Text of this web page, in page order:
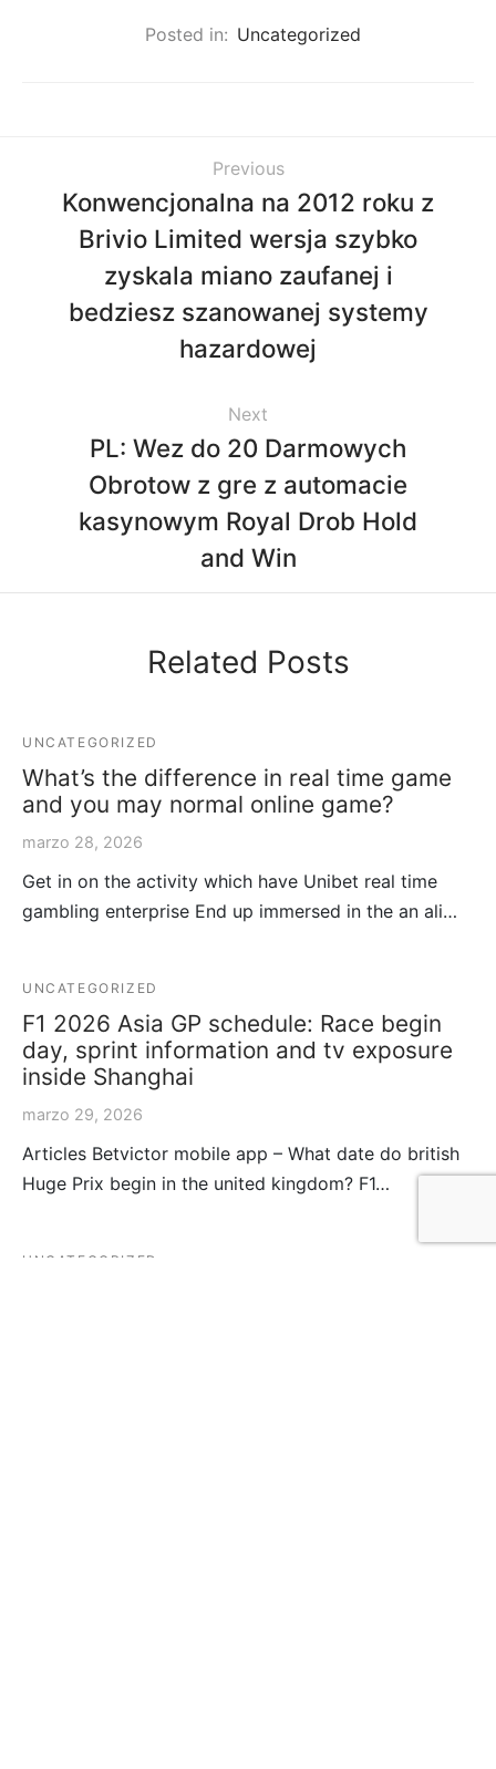
Posted in: Uncategorized
Previous
Konwencjonalna na 2012 roku z
Brivio Limited wersja szybko
zyskala miano zaufanej i
bedziesz szanowanej systemy
hazardowej
Next
PL: Wez do 20 Darmowych
Obrotow z gre z automacie
kasynowym Royal Drob Hold
and Win
Related Posts
UNCATEGORIZED
What’s the difference in real time game
and you may normal online game?
marzo 28, 2026
Get in on the activity which have Unibet real time
gambling enterprise End up immersed in the an ali…
UNCATEGORIZED
F1 2026 Asia GP schedule: Race begin
day, sprint information and tv exposure
inside Shanghai
marzo 29, 2026
Articles Betvictor mobile app – What date do british
Huge Prix begin in the united kingdom? F1…
UNCATEGORIZED